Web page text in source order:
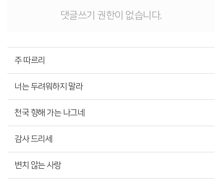
댓글쓰기 권한이 없습니다.
주 따르리
너는 두려워하지 말라
천국 향해 가는 나그네
감사 드리세
변치 않는 사랑